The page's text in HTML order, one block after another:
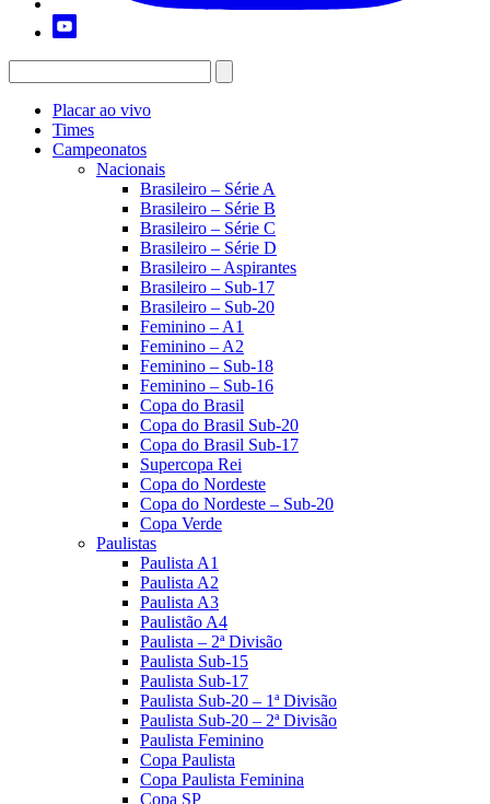
Placar ao vivo
Times
Campeonatos
Nacionais
Brasileiro – Série A
Brasileiro – Série B
Brasileiro – Série C
Brasileiro – Série D
Brasileiro – Aspirantes
Brasileiro – Sub-17
Brasileiro – Sub-20
Feminino – A1
Feminino – A2
Feminino – Sub-18
Feminino – Sub-16
Copa do Brasil
Copa do Brasil Sub-20
Copa do Brasil Sub-17
Supercopa Rei
Copa do Nordeste
Copa do Nordeste – Sub-20
Copa Verde
Paulistas
Paulista A1
Paulista A2
Paulista A3
Paulistão A4
Paulista – 2ª Divisão
Paulista Sub-15
Paulista Sub-17
Paulista Sub-20 – 1ª Divisão
Paulista Sub-20 – 2ª Divisão
Paulista Feminino
Copa Paulista
Copa Paulista Feminina
Copa SP